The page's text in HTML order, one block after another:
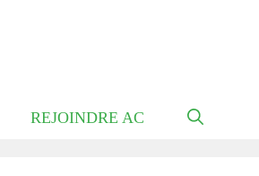
REJOINDRE AC